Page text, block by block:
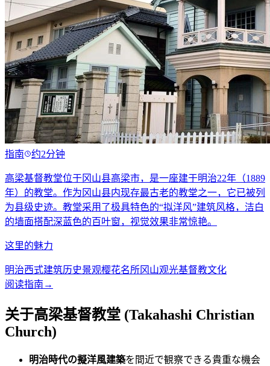
指南 约2分钟
高梁基督教堂位于冈山县高梁市，是一座建于明治22年（1889
年）的教堂。作为冈山县内现存最古老的教堂之一，它已被列
为县级史迹。教堂采用了极具特色的“拟洋风”建筑风格，洁白
的墙面搭配深蓝色的百叶窗，视觉效果非常惊艳。
这里的魅力
明治西式建筑历史景观樱花名所冈山观光基督教文化
阅读指南 →
关于高梁基督教堂 (Takahashi Christian
Church)
明治時代の擬洋風建築を間近で観察できる貴重な機会